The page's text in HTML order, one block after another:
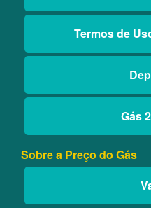
Termos de
Gás
Sobre a Preço do Gás